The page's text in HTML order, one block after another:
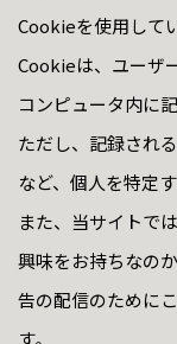
Cookieを使用して
Cookieは、ユーザ
コンピュータ内に
ただし、記録され
など、個人を特定
また、当サイトで
興味をお持ちなの
告の配信のために
す。